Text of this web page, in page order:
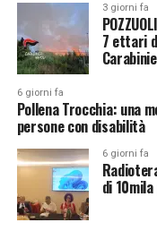
3 giorni fa
7 ettari
6 giorni fa
Pollena Trocchia: una
persone con disabilità
6 giorni fa
di